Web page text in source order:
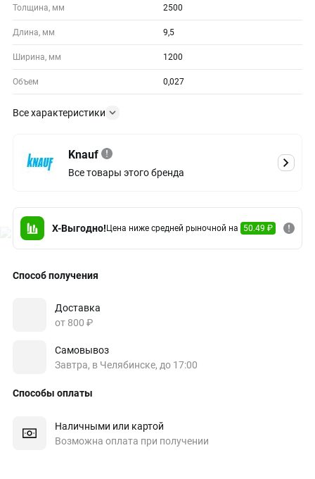
Толщина, мм 2500
Длина, мм 9,5
Ширина, мм 1200
Объем 0,027
Все характеристики
Knauf
Все товары этого бренда
X-Выгодно! Цена ниже средней рыночной на 50.49 ₽
Способ получения
Доставка
от 800 ₽
Самовывоз
Завтра, в Челябинске, до 17:00
Способы оплаты
Наличными или картой
Возможна оплата при получении